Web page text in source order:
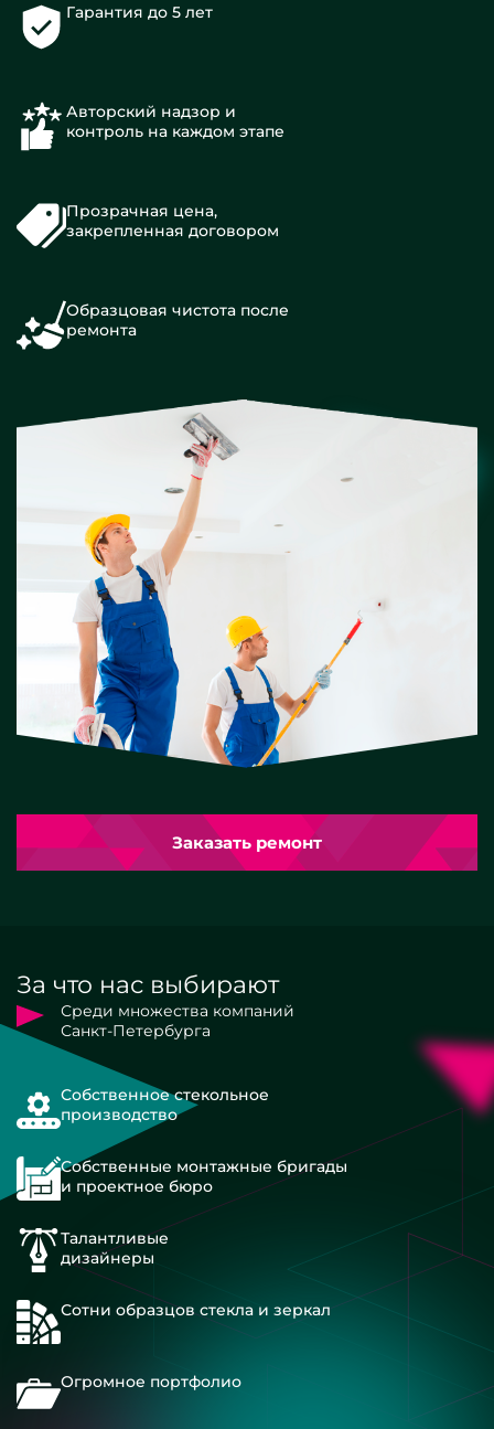
Гарантия до 5 лет
Авторский надзор и
контроль на каждом этапе
Прозрачная цена,
закрепленная договором
Образцовая чистота после
ремонта
Заказать ремонт
За что нас выбирают
Среди множества компаний
Санкт-Петербурга
Собственное стекольное
производство
Собственные монтажные бригады
и проектное бюро
Талантливые
дизайнеры
Сотни образцов стекла и зеркал
Огромное портфолио